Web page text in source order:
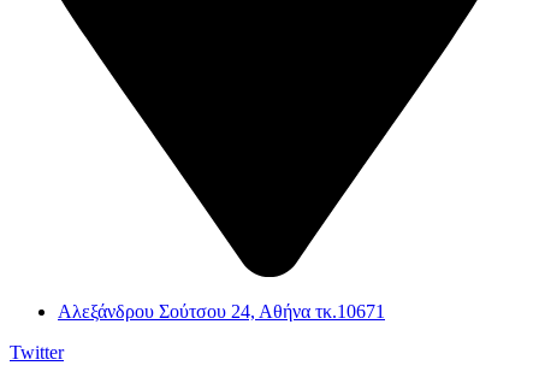
Αλεξάνδρου Σούτσου 24, Αθήνα τκ.10671
Twitter